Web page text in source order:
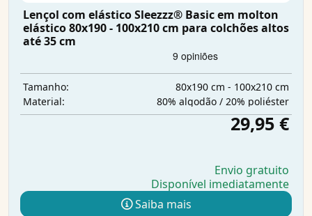
Lençol com elástico Sleezzz® Basic em molton
elástico 80x190 - 100x210 cm para colchões altos
até 35 cm
Tamanho:
80x190 cm - 100x210 cm
Material:
80% algodão / 20% poliéster
29,95 €
Envio gratuito
Disponível imediatamente
Saiba mais